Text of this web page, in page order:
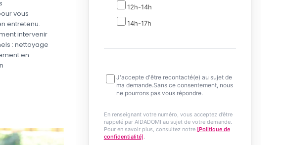
vous
entretenu.
intervenir
: nettoyage
en
12h-14h
14h-17h
J'accepte d'être recontacté(e) au sujet de
ma demande.Sans ce consentement, nous
ne pourrons pas vous répondre.
En renseignant votre numéro, vous acceptez d’être
rappelé par AIDADOMI au sujet de votre demande.
Pour en savoir plus, consultez notre [Politique de
confidentialité]